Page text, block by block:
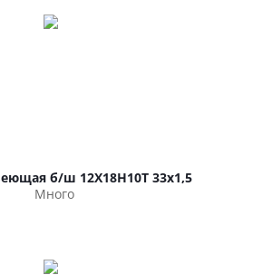
б/ш 12Х18Н10Т 33х1,5
Много